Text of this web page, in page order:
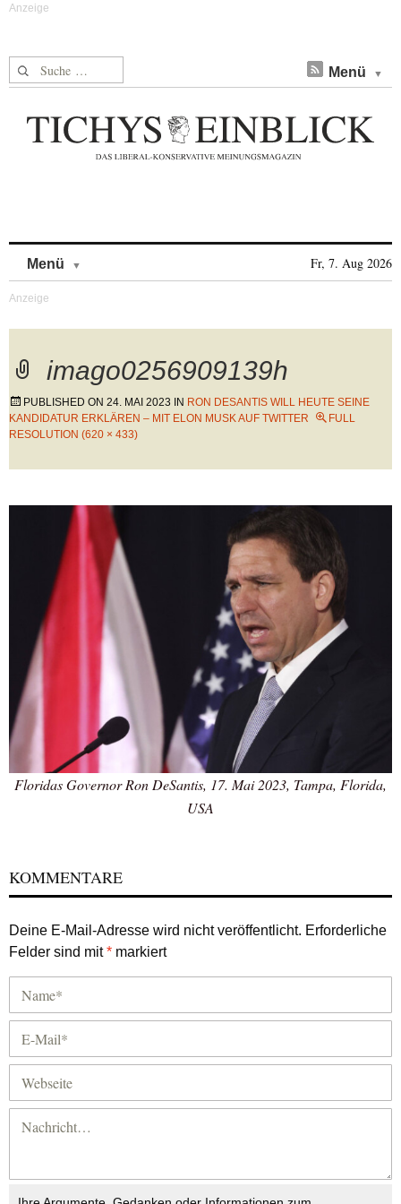
Suche nach: Menü
Menü Fr, 7. Aug 2026
imago0256909139h
PUBLISHED ON 24. MAI 2023 IN RON DESANTIS WILL HEUTE SEINE
KANDIDATUR ERKLÄREN – MIT ELON MUSK AUF TWITTER
FULL
RESOLUTION (620 × 433)
Floridas Governor Ron DeSantis, 17. Mai 2023, Tampa, Florida,
USA
KOMMENTARE
Deine E-Mail-Adresse wird nicht veröffentlicht. Erforderliche
Felder sind mit* markiert